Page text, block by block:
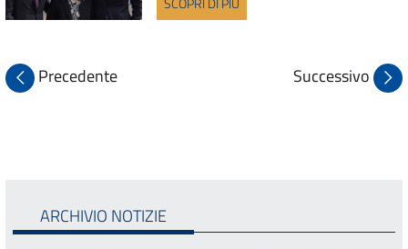
Precedente Successivo
ARCHIVIO NOTIZIE